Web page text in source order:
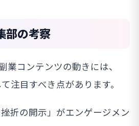
の考察
業コンテンツの動きには、
注目すべき点があります。
折の開示」がエンゲージメン